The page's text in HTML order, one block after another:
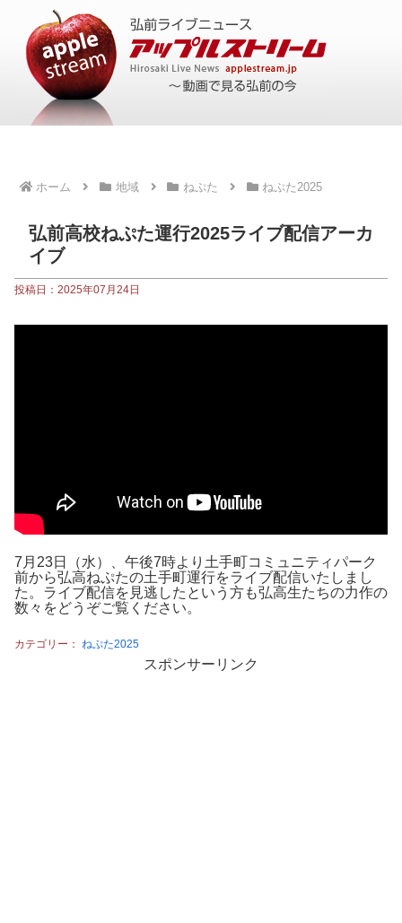
ホーム 地域 ねぷた ねぷた2025
弘前高校ねぷた運行2025ライブ配信アーカ
イブ
投稿日：2025年07月24日
7月23日（水）、午後7時より土手町コミュニティパーク
前から弘高ねぷたの土手町運行をライブ配信いたしまし
た。ライブ配信を見逃したという方も弘高生たちの力作の
数々をどうぞご覧ください。
カテゴリー： ねぷた2025
スポンサーリンク